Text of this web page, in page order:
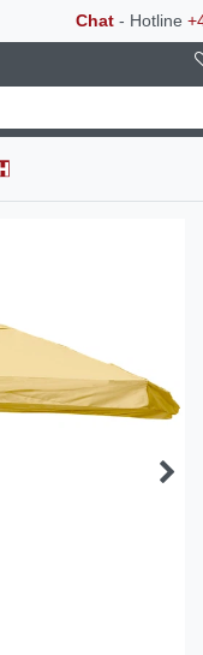
Chat- Hotline